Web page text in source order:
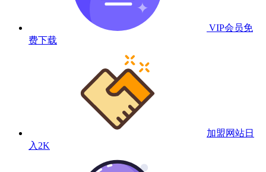
VIP会员免
费下载
加盟网站日
入2K